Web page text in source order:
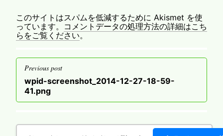
このサイトはスパムを低減するために Akismet を使
っています。 コメントデータの処理方法の詳細はこち
らをご覧ください。
投
稿
ナ
ビ
Previous post
Previous
post
wpid-screenshot_2014-12-27-18-59-
41.png